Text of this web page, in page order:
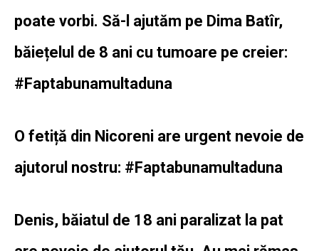
poate vorbi. Să-l ajutăm pe Dima Batîr,
băiețelul de 8 ani cu tumoare pe creier:
#Faptabunamultaduna
O fetiță din Nicoreni are urgent nevoie de
ajutorul nostru: #Faptabunamultaduna
Denis, băiatul de 18 ani paralizat la pat